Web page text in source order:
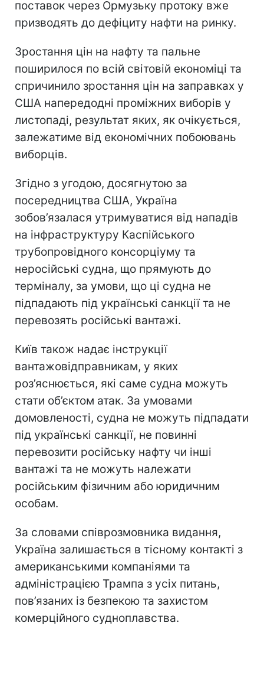
поставок через Ормузьку протоку вже
призводять до дефіциту нафти на ринку.
Зростання цін на нафту та пальне
поширилося по всій світовій економіці та
спричинило зростання цін на заправках у
США напередодні проміжних виборів у
листопаді, результат яких, як очікується,
залежатиме від економічних побоювань
виборців.
Згідно з угодою, досягнутою за
посередництва США, Україна
зобов’язалася утримуватися від нападів
на інфраструктуру Каспійського
трубопровідного консорціуму та
неросійські судна, що прямують до
терміналу, за умови, що ці судна не
підпадають під українські санкції та не
перевозять російські вантажі.
Київ також надає інструкції
вантажовідправникам, у яких
роз’яснюється, які саме судна можуть
стати об’єктом атак. За умовами
домовленості, судна не можуть підпадати
під українські санкції, не повинні
перевозити російську нафту чи інші
вантажі та не можуть належати
російським фізичним або юридичним
особам.
За словами співрозмовника видання,
Україна залишається в тісному контакті з
американськими компаніями та
адміністрацією Трампа з усіх питань,
пов’язаних із безпекою та захистом
комерційного судноплавства.